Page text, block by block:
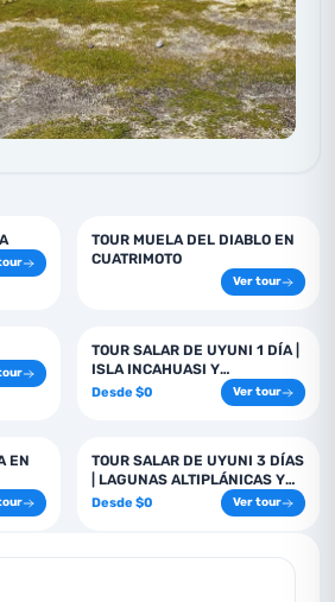
1 días
TOUR MUELA DEL DIABLO EN
CUATRIMOTO
Ver tour
1 días
TOUR SALAR DE UYUNI 1 DÍA |
ISLA INCAHUASI Y
ATARDECER
Desde $0 Ver tour
EN
3 días
TOUR SALAR DE UYUNI 3 DÍAS
| LAGUNAS ALTIPLÁNICAS Y
GÉISERES
Desde $0 Ver tour